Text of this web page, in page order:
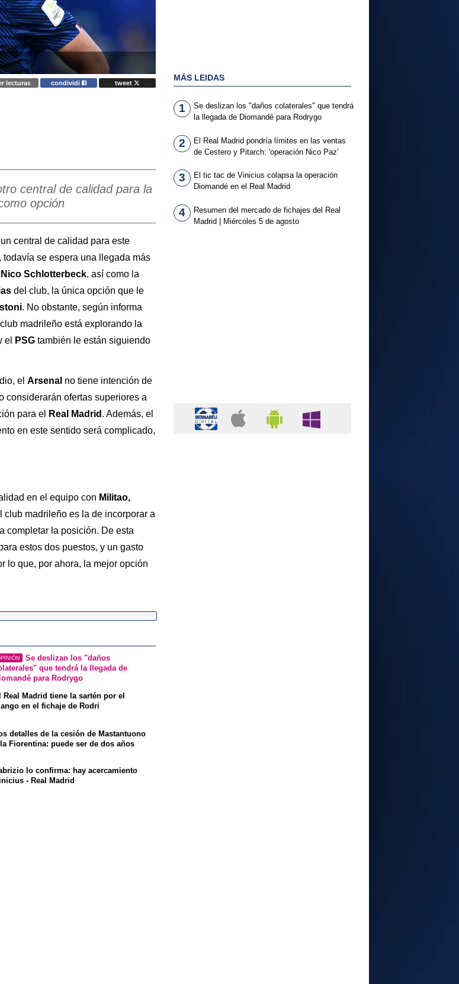
lecturas condividi tweet
central de calidad para la
opción
central de calidad para este
, todavía se espera una llegada más
Nico Schlotterbeck, así como la
del club, la única opción que le
. No obstante, según informa
madrileño está explorando la
el PSG también le están siguiendo
el Arsenal no tiene intención de
considerarán ofertas superiores a
para el
Real Madrid . Además, el
en este sentido será complicado,
en el equipo con Militao,
club madrileño es la de incorporar a
completar la posición. De esta
estos dos puestos, y un gasto
lo que, por ahora, la mejor opción
Se deslizan los "daños
que tendrá la llegada de
para Rodrygo
Real Madrid tiene la sartén por el
en el fichaje de Rodri
detalles de la cesión de Mastantuono
Fiorentina: puede ser de dos años
lo confirma: hay acercamiento
- Real Madrid
MÁS LEIDAS
1
Se deslizan los "daños colaterales" que tendrá
la llegada de Diomandé para Rodrygo
2
El Real Madrid pondría límites en las ventas
de Cestero y Pitarch: 'operación Nico Paz'
3
El tic tac de Vinicius colapsa la operación
Diomandé en el Real Madrid
4
Resumen del mercado de fichajes del Real
Madrid | Miércoles 5 de agosto